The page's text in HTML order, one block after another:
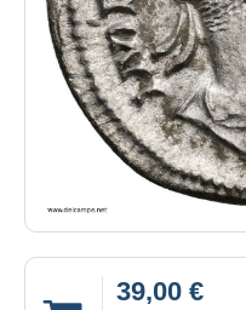
39,00 €